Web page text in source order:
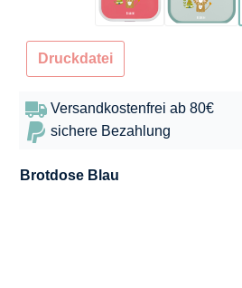
Brotdose Blau
Flamingo Türkis
Druckdatei
Versandkostenfrei ab 80€
sichere Bezahlung